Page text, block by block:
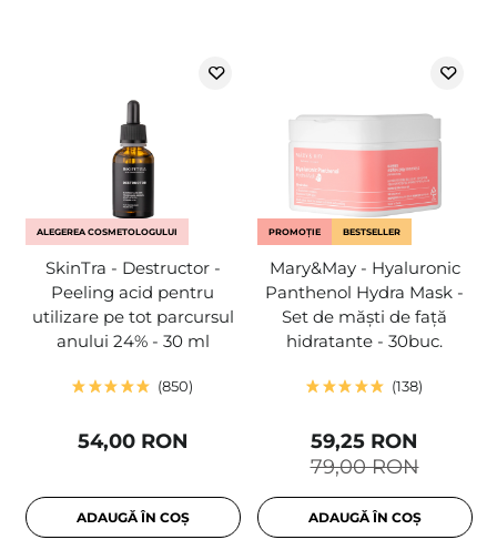
ALEGEREA COSMETOLOGULUI
SkinTra - Destructor -
Peeling acid pentru
utilizare pe tot parcursul
anului 24% - 30 ml
850
54,00 RON
ADAUGĂ ÎN COȘ
PROMOȚIE BESTSELLER
Mary&May - Hyaluronic
Panthenol Hydra Mask -
Set de măști de față
hidratante - 30buc.
138
79,00 RON
59,25 RON
ADAUGĂ ÎN COȘ